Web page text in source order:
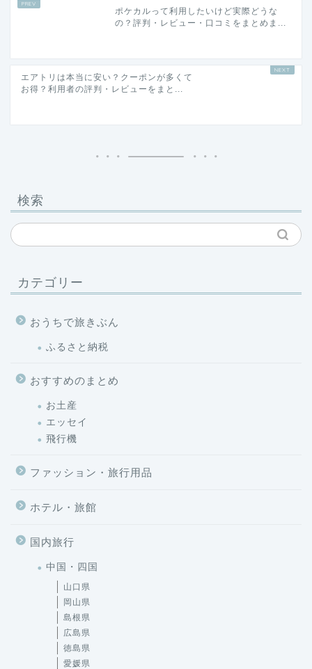
ポケカルって利用したいけど実際どうな
の？評判・レビュー・口コミをまとめま...
エアトリは本当に安い？クーポンが多くて
お得？利用者の評判・レビューをまと...
検索
カテゴリー
おうちで旅きぶん
ふるさと納税
おすすめのまとめ
お土産
エッセイ
飛行機
ファッション・旅行用品
ホテル・旅館
国内旅行
中国・四国
山口県
岡山県
島根県
広島県
徳島県
愛媛県